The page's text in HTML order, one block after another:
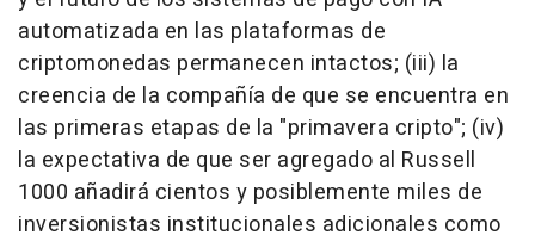
automatizada en las plataformas de
criptomonedas permanecen intactos; (iii) la
creencia de la compañía de que se encuentra en
las primeras etapas de la "primavera cripto"; (iv)
la expectativa de que ser agregado al Russell
1000 añadirá cientos y posiblemente miles de
inversionistas institucionales adicionales como